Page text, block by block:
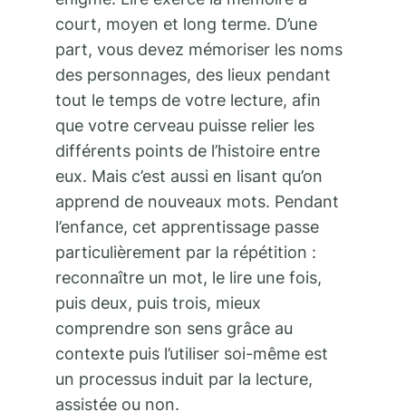
court, moyen et long terme. D’une
part, vous devez mémoriser les noms
des personnages, des lieux pendant
tout le temps de votre lecture, afin
que votre cerveau puisse relier les
différents points de l’histoire entre
eux. Mais c’est aussi en lisant qu’on
apprend de nouveaux mots. Pendant
l’enfance, cet apprentissage passe
particulièrement par la répétition :
reconnaître un mot, le lire une fois,
puis deux, puis trois, mieux
comprendre son sens grâce au
contexte puis l’utiliser soi-même est
un processus induit par la lecture,
assistée ou non.